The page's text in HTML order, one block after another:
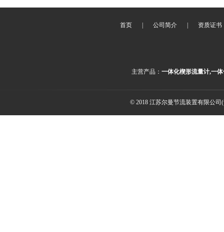
首页 公司简介 资质证书
主营产品：一体化楔形流量计,一
© 2018 江苏尔曼节流装置有限公司